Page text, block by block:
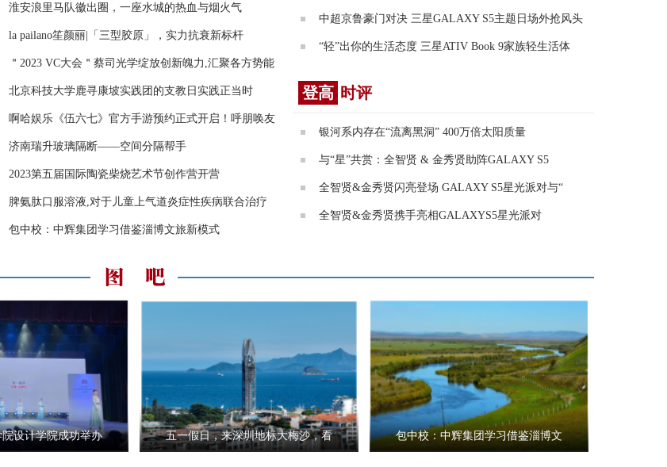
淮安浪里马队徽出圈，一座水城的热血与烟火气
la pailano笙颜丽|「三型胶原」，实力抗衰新标杆
＂2023 VC大会＂蔡司光学绽放创新魄力,汇聚各方势能
北京科技大学鹿寻康坡实践团的支教日实践正当时
啊哈娱乐《伍六七》官方手游预约正式开启！呼朋唤友
济南瑞升玻璃隔断——空间分隔帮手
2023第五届国际陶瓷柴烧艺术节创作营开营
脾氨肽口服溶液,对于儿童上气道炎症性疾病联合治疗
包中校：中辉集团学习借鉴淄博文旅新模式
中超京鲁豪门对决 三星GALAXY S5主题日场外抢风头
“轻”出你的生活态度 三星ATIV Book 9家族轻生活体
登高 时评
银河系内存在“流离黑洞” 400万倍太阳质量
与“星”共赏：全智贤 & 金秀贤助阵GALAXY S5
全智贤&金秀贤闪亮登场 GALAXY S5星光派对与“
全智贤&金秀贤携手亮相GALAXYS5星光派对
设计学院成功举办 五一假日，来深圳地标大梅沙，看 包中校：中辉集团学习借鉴淄博文